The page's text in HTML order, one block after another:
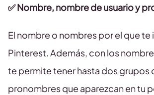
✅ Nombre, nombre de usuario y
El nombre o nombres por el que
Pinterest. Además, con los
te permite tener hasta dos grupos
pronombres que aparezcan en tu